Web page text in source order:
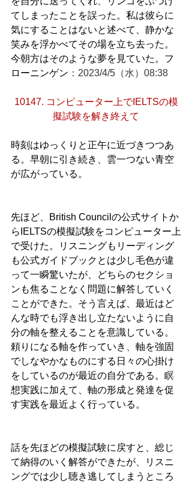
てしまったことを誤った。私は彼らに
気にすることはないと述べて、静かな
笑みを浮かべてその場を立ち去った。
今朝方はそのような夢を見ていた。フ
ローニンゲン ：2023/4/5（水）08:38
10147. コンピューター上でIELTSの模
擬試験を解き終えて
時刻はゆっくりと正午に近づきつつあ
る。早朝に引き続き、雲一つない青空
が広がっている。
先ほど、British Councilの公式サイトか
らIELTSの模擬試験をコンピューター上
で受けた。リスニングもリーディング
も公式ガイドブックとは少し毛色が違
って一瞬驚いたが、どちらのセクショ
ンも焦ることなく問題に解答していく
ことができた。そう言えば、最近はど
んな時でも浮き出し立たないように自
分の軸を整えることを意識している。
頼りになる軸を作っていき、軸を強固
でしなやかなものにする日々の心掛け
をしているのが最近の自分である。瞑
想実践に加えて、軸の形成と発達を促
す実践を最近よく行っている。
話を先ほどの模擬試験に戻すと、総じ
て納得のいく解答ができたが、リスニ
ングでは少し聴き逃してしまうところ